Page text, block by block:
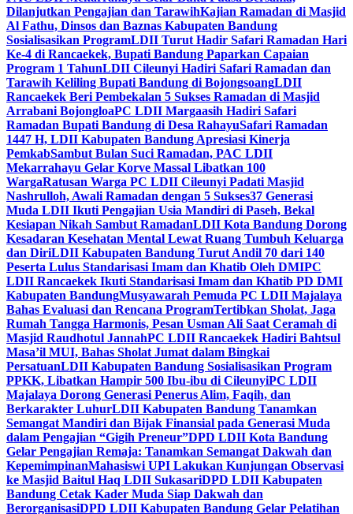
Dilanjutkan Pengajian dan TarawihKajian Ramadan di Masjid
Al Fathu, Dinsos dan Baznas Kabupaten Bandung
Sosialisasikan ProgramLDII Turut Hadir Safari Ramadan Hari
Ke-4 di Rancaekek, Bupati Bandung Paparkan Capaian
Program 1 TahunLDII Cileunyi Hadiri Safari Ramadan dan
Tarawih Keliling Bupati Bandung di BojongsoangLDII
Rancaekek Beri Pembekalan 5 Sukses Ramadan di Masjid
Arrabani BojongloaPC LDII Margaasih Hadiri Safari
Ramadan Bupati Bandung di Desa RahayuSafari Ramadan
1447 H, LDII Kabupaten Bandung Apresiasi Kinerja
PemkabSambut Bulan Suci Ramadan, PAC LDII
Mekarrahayu Gelar Korve Massal Libatkan 100
WargaRatusan Warga PC LDII Cileunyi Padati Masjid
Nashrulloh, Awali Ramadan dengan 5 Sukses37 Generasi
Muda LDII Ikuti Pengajian Usia Mandiri di Paseh, Bekal
Kesiapan Nikah Sambut RamadanLDII Kota Bandung Dorong
Kesadaran Kesehatan Mental Lewat Ruang Tumbuh Keluarga
dan DiriLDII Kabupaten Bandung Turut Andil 70 dari 140
Peserta Lulus Standarisasi Imam dan Khatib Oleh DMIPC
LDII Rancaekek Ikuti Standarisasi Imam dan Khatib PD DMI
Kabupaten BandungMusyawarah Pemuda PC LDII Majalaya
Bahas Evaluasi dan Rencana ProgramTertibkan Sholat, Jaga
Rumah Tangga Harmonis, Pesan Usman Ali Saat Ceramah di
Masjid Raudhotul JannahPC LDII Rancaekek Hadiri Bahtsul
Masa’il MUI, Bahas Sholat Jumat dalam Bingkai
PersatuanLDII Kabupaten Bandung Sosialisasikan Program
PPKK, Libatkan Hampir 500 Ibu-ibu di CileunyiPC LDII
Majalaya Dorong Generasi Penerus Alim, Faqih, dan
Berkarakter LuhurLDII Kabupaten Bandung Tanamkan
Semangat Mandiri dan Bijak Finansial pada Generasi Muda
dalam Pengajian “Gigih Preneur”DPD LDII Kota Bandung
Gelar Pengajian Remaja: Tanamkan Semangat Dakwah dan
KepemimpinanMahasiswi UPI Lakukan Kunjungan Observasi
ke Masjid Baitul Haq LDII SukasariDPD LDII Kabupaten
Bandung Cetak Kader Muda Siap Dakwah dan
BerorganisasiDPD LDII Kabupaten Bandung Gelar Pelatihan